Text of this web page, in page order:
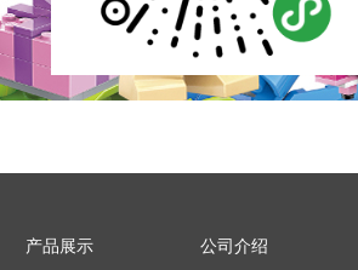
产品展示 公司介绍